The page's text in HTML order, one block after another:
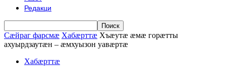
Редакци
Сæйраг фарсмæ Хабæрттæ Хъæутæ æмæ горæтты
ахуырдзаутæн – æмхуызон уавæртæ
Хабæрттæ